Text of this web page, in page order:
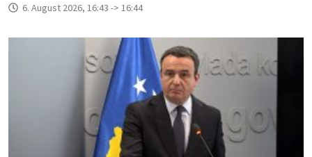
6. August 2026, 16:43 -> 16:44